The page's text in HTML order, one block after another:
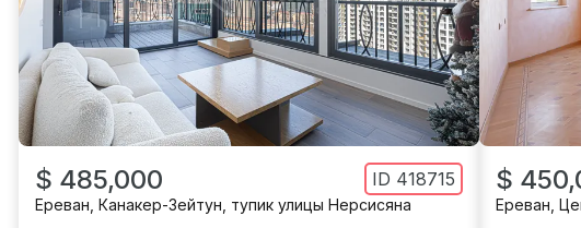
$ 485,000 ID 418715
Ереван, Канакер-Зейтун, тупик улицы Нерсисяна
$
Ереван,